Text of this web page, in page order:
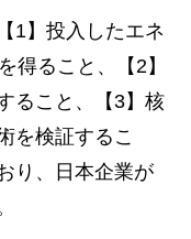
1】投入したエネ
得ること、【2】
ること、【3】核
を検証するこ
り、日本企業が